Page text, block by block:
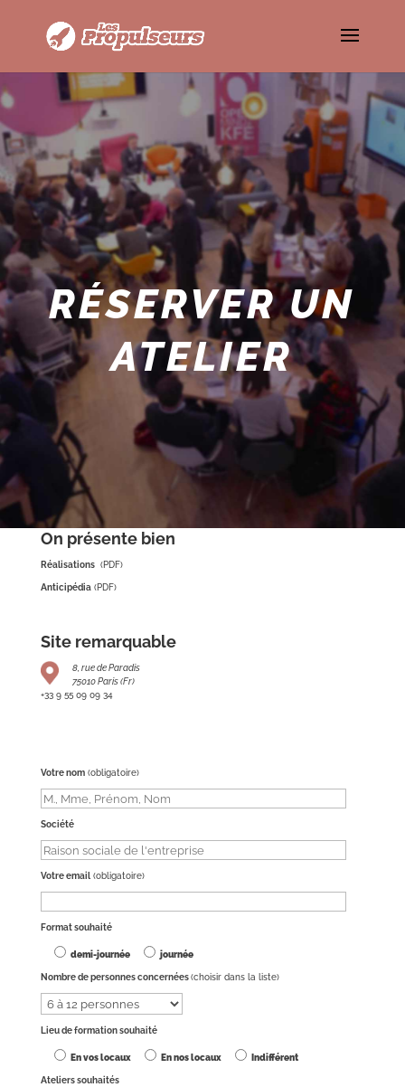
RÉSERVER UN
ATELIER
On présente bien
Réalisations(PDF)
Anticipédia(PDF)
Site remarquable
8, rue de Paradis
75010 Paris (Fr)
+33 9 55 09 09 34
Votre nom(obligatoire)
Société
Votre email(obligatoire)
Format souhaité
demi-journée journée
Nombre de personnes concernées(choisir dans la liste)
Lieu de formation souhaité
En vos locaux En nos locaux Indifférent
Ateliers souhaités